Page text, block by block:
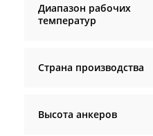
Диапазон рабочих
температур
Страна производства
Высота анкеров